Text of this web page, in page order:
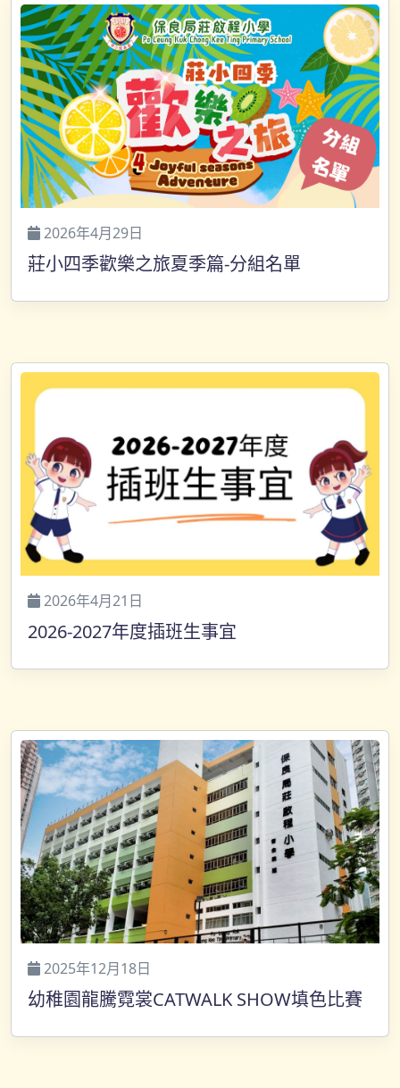
2026年4月29日
莊小四季歡樂之旅夏季篇-分組名單
2026年4月21日
2026-2027年度插班生事宜
2025年12月18日
幼稚園龍騰霓裳CATWALK SHOW填色比賽